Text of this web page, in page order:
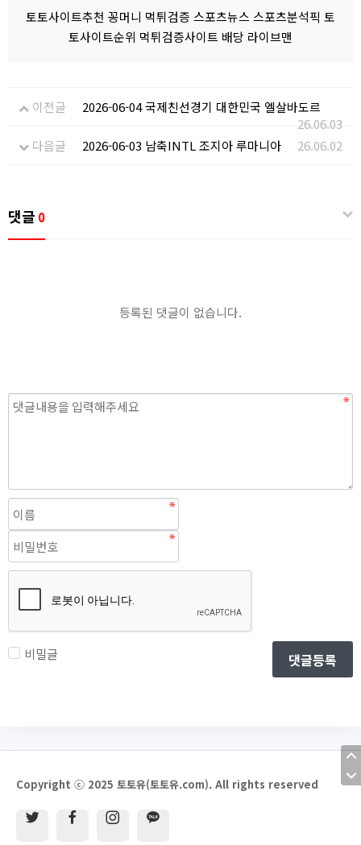
토토사이트추천 꽁머니 먹튀검증 스포츠뉴스 스포츠분석픽 토
토사이트순위 먹튀검증사이트 배당 라이브맨
이전글
2026-06-04 국제친선경기 대한민국 엘살바도르
26.06.03
다음글
2026-06-03 남축INTL 조지아 루마니아 26.06.02
댓글 0
등록된 댓글이 없습니다.
비밀글 댓글등록
Copyright ⓒ 2025 토토유(토토유.com). All rights reserved